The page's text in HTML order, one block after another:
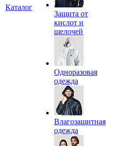
Каталог
Защита от
кислот и
щелочей
Одноразовая
одежда
Влагозащитная
одежда